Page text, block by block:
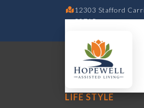
12303 Stafford
20715.
LIFE STYLE